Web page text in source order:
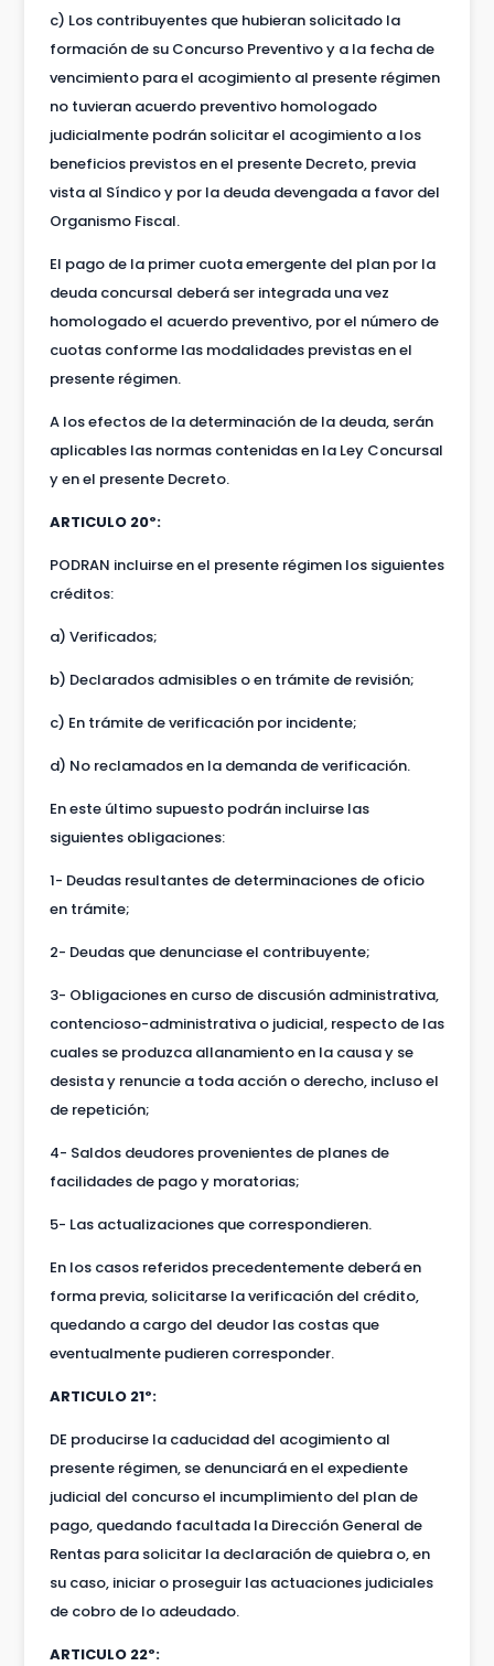
c) Los contribuyentes que hubieran solicitado la
formación de su Concurso Preventivo y a la fecha de
vencimiento para el acogimiento al presente régimen
no tuvieran acuerdo preventivo homologado
judicialmente podrán solicitar el acogimiento a los
beneficios previstos en el presente Decreto, previa
vista al Síndico y por la deuda devengada a favor del
Organismo Fiscal.
El pago de la primer cuota emergente del plan por la
deuda concursal deberá ser integrada una vez
homologado el acuerdo preventivo, por el número de
cuotas conforme las modalidades previstas en el
presente régimen.
A los efectos de la determinación de la deuda, serán
aplicables las normas contenidas en la Ley Concursal
y en el presente Decreto.
ARTICULO 20º:
PODRAN incluirse en el presente régimen los siguientes
créditos:
a) Verificados;
b) Declarados admisibles o en trámite de revisión;
c) En trámite de verificación por incidente;
d) No reclamados en la demanda de verificación.
En este último supuesto podrán incluirse las
siguientes obligaciones:
1- Deudas resultantes de determinaciones de oficio
en trámite;
2- Deudas que denunciase el contribuyente;
3- Obligaciones en curso de discusión administrativa,
contencioso-administrativa o judicial, respecto de las
cuales se produzca allanamiento en la causa y se
desista y renuncie a toda acción o derecho, incluso el
de repetición;
4- Saldos deudores provenientes de planes de
facilidades de pago y moratorias;
5- Las actualizaciones que correspondieren.
En los casos referidos precedentemente deberá en
forma previa, solicitarse la verificación del crédito,
quedando a cargo del deudor las costas que
eventualmente pudieren corresponder.
ARTICULO 21º:
DE producirse la caducidad del acogimiento al
presente régimen, se denunciará en el expediente
judicial del concurso el incumplimiento del plan de
pago, quedando facultada la Dirección General de
Rentas para solicitar la declaración de quiebra o, en
su caso, iniciar o proseguir las actuaciones judiciales
de cobro de lo adeudado.
ARTICULO 22º: